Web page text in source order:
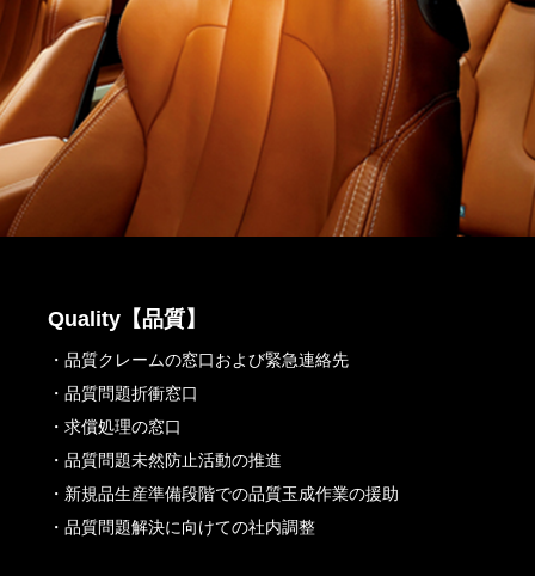
Quality【品質】
・品質クレームの窓口および緊急連絡先
・品質問題折衝窓口
・求償処理の窓口
・品質問題未然防止活動の推進
・新規品生産準備段階での品質玉成作業の援助
・品質問題解決に向けての社内調整